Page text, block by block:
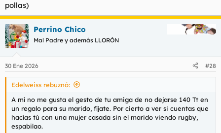
pollas)
Perrino Chico
Mal Padre y además LLORÓN
30 Ene 2026 #28
Edelweiss rebuznó:
A mí no me gusta el gesto de tu amiga de no dejarse 140 Tt en
un regalo para su marido, fíjate. Por cierto a ver si cuentas que
hacías tú con una mujer casada sin el marido viendo rugby,
espabilao.